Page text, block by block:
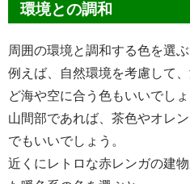
環境との調和
周囲の環境と調和する色を選ぶ
例えば、自然環境を考慮して
ど海や空に合う色もいいでしょ
山間部であれば、茶色やオレ
でもいいでしょう。
近くにレトロな赤レンガの建